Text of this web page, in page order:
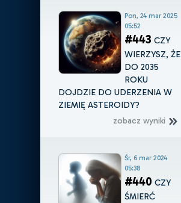
Pon, 24 mar 2025
05:52
#443 CZY
WIERZYSZ, ŻE
DO 2035
ROKU
DOJDZIE DO UDERZENIA W
ZIEMIĘ ASTEROIDY?
zobacz wyniki
Śr, 6 mar 2024
05:38
#440 CZY
ŚMIERĆ